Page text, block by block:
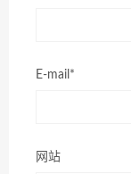
E-mail*
网站